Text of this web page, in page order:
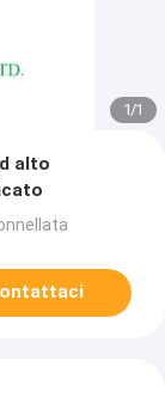
1/1
alto